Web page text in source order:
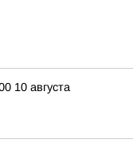
10 августа